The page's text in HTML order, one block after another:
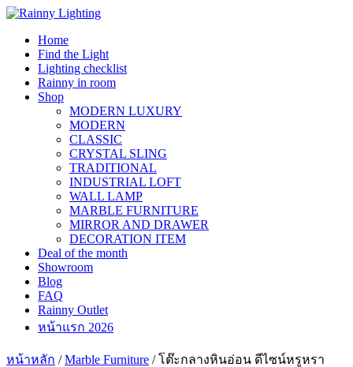
Skip
contentHome
Find the Light
Lighting checklist
Rainny in room
Shop
MODERN LUXURY
MODERN
CLASSIC
CRYSTAL SLING
TRADITIONAL
INDUSTRIAL LOFT
WALL LAMP
MARBLE FURNITURE
MIRROR AND DRAWER
DECORATION ITEM
Deal of the month
Showroom
Blog
FAQ
Rainny Outlet
หน้าแรก 2026
หน้าหลัก /Marble Furniture / โต๊ะกลางหินอ่อน ดีไซน์หรูหรา